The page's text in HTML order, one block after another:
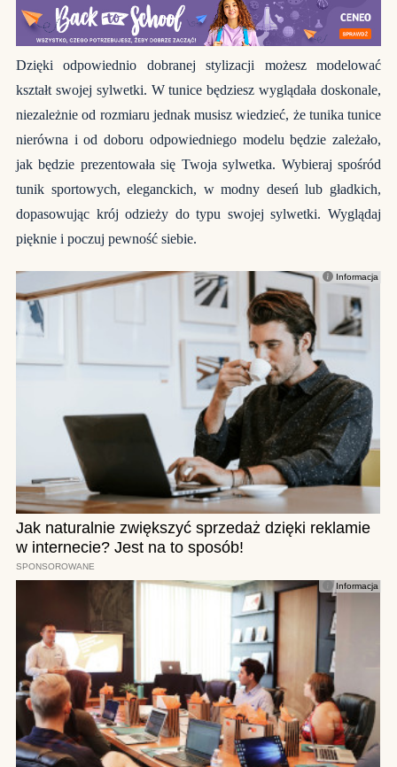
Dzięki odpowiednio dobranej stylizacji możesz modelować
kształt swojej sylwetki. W tunice będziesz wyglądała doskonale,
niezależnie od rozmiaru jednak musisz wiedzieć, że tunika tunice
nierówna i od doboru odpowiedniego modelu będzie zależało,
jak będzie prezentowała się Twoja sylwetka. Wybieraj spośród
tunik sportowych, eleganckich, w modny deseń lub gładkich,
dopasowując krój odzieży do typu swojej sylwetki. Wyglądaj
pięknie i poczuj pewność siebie.